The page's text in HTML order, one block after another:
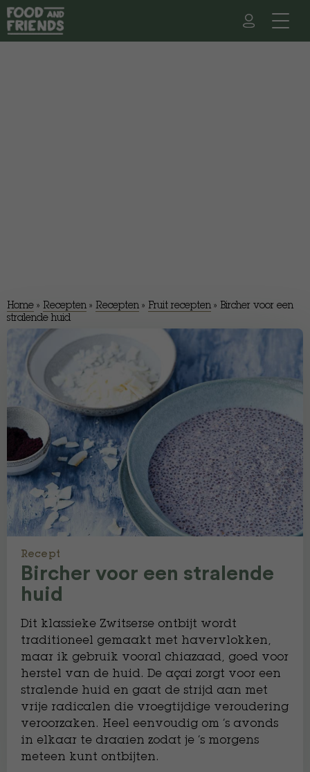
Home » Recepten » Recepten » Fruit recepten » Bircher voor een
stralende huid
Recept
Bircher voor een stralende
huid
Dit klassieke Zwitserse ontbijt wordt
traditioneel gemaakt met havervlokken,
maar ik gebruik vooral chiazaad, goed voor
herstel van de huid. De açai zorgt voor een
stralende huid en gaat de strijd aan met
vrije radicalen die vroegtijdige veroudering
veroorzaken. Heel eenvoudig om ’s avonds
in elkaar te draaien zodat je ’s morgens
meteen kunt ontbijten.